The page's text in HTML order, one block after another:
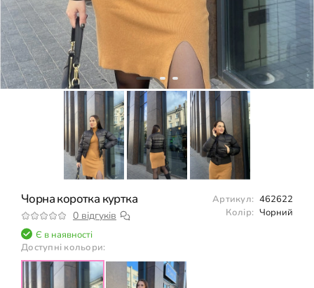
Чорна коротка куртка
0 відгуків
Артикул: 462622
Колір: Чорний
Є в наявності
Доступні кольори: